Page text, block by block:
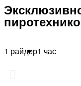
1 райдер1 час